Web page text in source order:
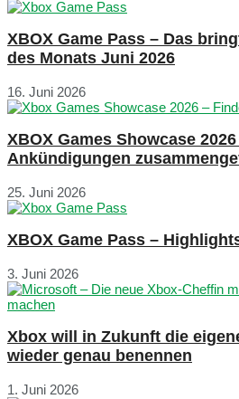
XBOX Game Pass – Das
des Monats Juni 2026
16. Juni 2026
XBOX Games Showcase
Ankündigungen
25. Juni 2026
XBOX Game Pass –
3. Juni 2026
Xbox will in Zukunft die
wieder genau benennen
1. Juni 2026